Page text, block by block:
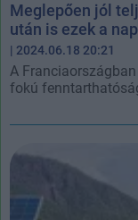
Meglepően jól
után is ezek a
| 2024.06.18 20:21
A
fokú